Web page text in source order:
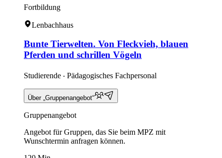
Fortbildung
Lenbachhaus
Bunte Tierwelten. Von Fleckvieh, blauen
Pferden und schrillen Vögeln
Studierende ‧ Pädagogisches Fachpersonal
Über „Gruppenangebot“
Gruppenangebot
Angebot für Gruppen, das Sie beim MPZ mit
Wunschtermin anfragen können.